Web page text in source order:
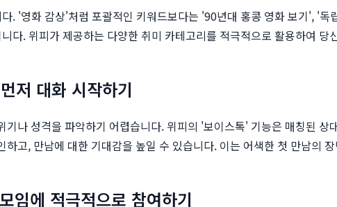
. '영화 감상'처럼 포괄적인 키워드보다는 '90년대 홍콩 영화 보기', '
다. 위피가 제공하는 다양한 취미 카테고리를 적극적으로 활용하여 당
저 대화 시작하기
기나 성격을 파악하기 어렵습니다. 위피의 '보이스톡' 기능은 매칭된
하고, 만남에 대한 기대감을 높일 수 있습니다. 이는 어색한 첫 만남의
임에 적극적으로 참여하기